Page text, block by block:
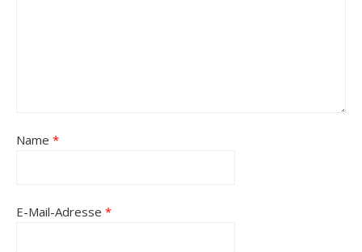
Name *
E-Mail-Adresse *